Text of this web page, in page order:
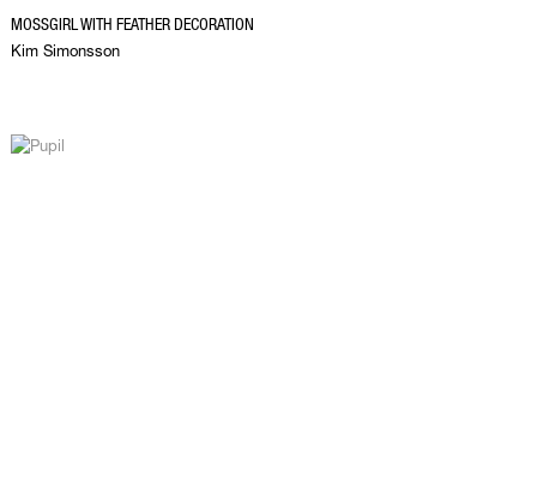
MOSSGIRL WITH FEATHER DECORATION
Kim Simonsson